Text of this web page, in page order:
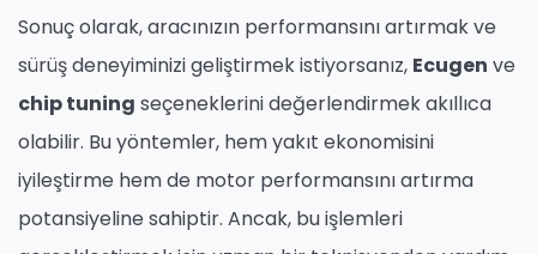
Sonuç olarak, aracınızın performansını artırmak ve
sürüş deneyiminizi geliştirmek istiyorsanız, Ecugen ve
chip tuning seçeneklerini değerlendirmek akıllıca
olabilir. Bu yöntemler, hem yakıt ekonomisini
iyileştirme hem de motor performansını artırma
potansiyeline sahiptir. Ancak, bu işlemleri